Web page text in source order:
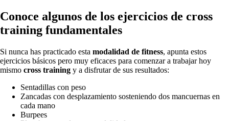
Conoce algunos de los ejercicios de cross
training fundamentales
Si nunca has practicado esta modalidad de fitness, apunta estos
ejercicios básicos pero muy eficaces para comenzar a trabajar hoy
mismo cross training y a disfrutar de sus resultados:
Sentadillas con peso
Zancadas con desplazamiento sosteniendo dos mancuernas en
cada mano
Burpees